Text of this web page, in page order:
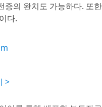
증의 완치도 가능하다. 또
다.
>